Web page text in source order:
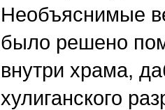
Необъяснимые
было решено
внутри храма,
хулиганского